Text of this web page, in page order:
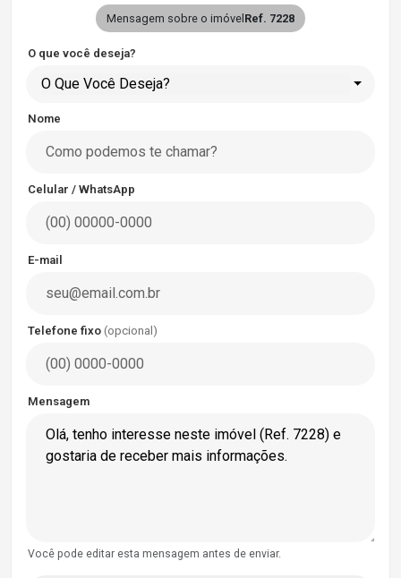
Mensagem sobre o imóvelRef. 7228
O que você deseja?
O Que Você Deseja?
Nome
Celular / WhatsApp
E-mail
Telefone fixo (opcional)
Mensagem
Você pode editar esta mensagem antes de enviar.